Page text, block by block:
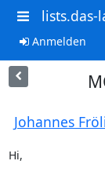
lists.das-
Anmelden
Johannes
Hi,